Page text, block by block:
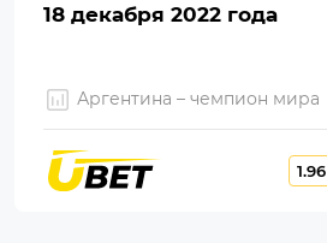
18 декабря 2022 года
Аргентина – чемпион мира
1.96